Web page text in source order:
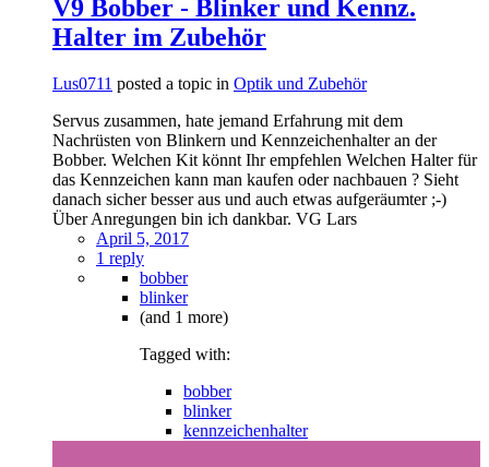
V9 Bobber - Blinker und Kennz.
Halter im Zubehör
Lus0711 posted a topic in Optik und Zubehör
Servus zusammen, hate jemand Erfahrung mit dem
Nachrüsten von Blinkern und Kennzeichenhalter an der
Bobber. Welchen Kit könnt Ihr empfehlen Welchen Halter für
das Kennzeichen kann man kaufen oder nachbauen ? Sieht
danach sicher besser aus und auch etwas aufgeräumter ;-)
Über Anregungen bin ich dankbar. VG Lars
April 5, 2017
1 reply
bobber
blinker
(and 1 more)
Tagged with:
bobber
blinker
kennzeichenhalter